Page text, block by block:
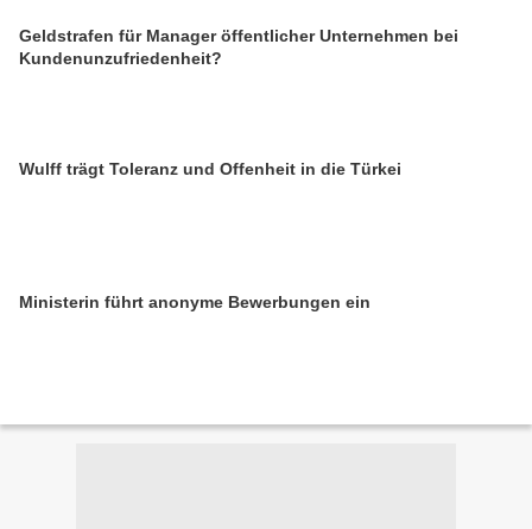
Geldstrafen für Manager öffentlicher Unternehmen bei
Kundenunzufriedenheit?
Wulff trägt Toleranz und Offenheit in die Türkei
Ministerin führt anonyme Bewerbungen ein